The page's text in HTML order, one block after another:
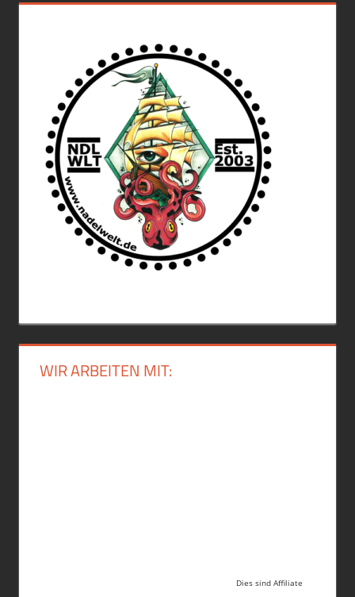
WIR ARBEITEN MIT:
Dies sind Affiliate